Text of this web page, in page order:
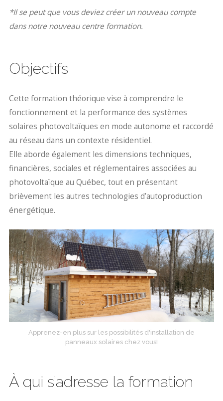
*Il se peut que vous deviez créer un nouveau compte
dans notre nouveau centre formation.
Objectifs
Cette formation théorique vise à comprendre le
fonctionnement et la performance des systèmes
solaires photovoltaïques en mode autonome et raccordé
au réseau dans un contexte résidentiel.
Elle aborde également les dimensions techniques,
financières, sociales et réglementaires associées au
photovoltaïque au Québec, tout en présentant
brièvement les autres technologies d’autoproduction
énergétique.
Apprenez-en plus sur les possibilités d'installation de
panneaux solaires chez vous!
À qui s’adresse la formation